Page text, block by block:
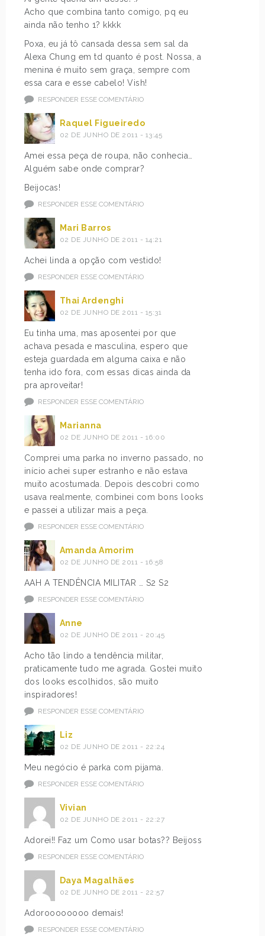
Acho que combina tanto comigo, pq eu
ainda não tenho 1? kkkk
Poxa, eu já tô cansada dessa sem sal da
Alexa Chung em td quanto é post. Nossa, a
menina é muito sem graça, sempre com
essa cara e esse cabelo! Vish!
RESPONDER ESSE COMENTÁRIO
Raquel Figueiredo
02 DE JUNHO DE 2011 - 13:45
Amei essa peça de roupa, não conhecia…
Alguém sabe onde comprar?
Beijocas!
RESPONDER ESSE COMENTÁRIO
Mari Barros
02 DE JUNHO DE 2011 - 14:21
Achei linda a opção com vestido!
RESPONDER ESSE COMENTÁRIO
Thai Ardenghi
02 DE JUNHO DE 2011 - 15:31
Eu tinha uma, mas aposentei por que
achava pesada e masculina, espero que
esteja guardada em alguma caixa e não
tenha ido fora, com essas dicas ainda da
pra aproveitar!
RESPONDER ESSE COMENTÁRIO
Marianna
02 DE JUNHO DE 2011 - 16:00
Comprei uma parka no inverno passado, no
início achei super estranho e não estava
muito acostumada. Depois descobri como
usava realmente, combinei com bons looks
e passei a utilizar mais a peça.
RESPONDER ESSE COMENTÁRIO
Amanda Amorim
02 DE JUNHO DE 2011 - 16:58
AAH A TENDÊNCIA MILITAR … S2 S2
RESPONDER ESSE COMENTÁRIO
Anne
02 DE JUNHO DE 2011 - 20:45
Acho tão lindo a tendência militar,
praticamente tudo me agrada. Gostei muito
dos looks escolhidos, são muito
inspiradores!
RESPONDER ESSE COMENTÁRIO
Liz
02 DE JUNHO DE 2011 - 22:24
Meu negócio é parka com pijama.
RESPONDER ESSE COMENTÁRIO
Vivian
02 DE JUNHO DE 2011 - 22:27
Adorei!! Faz um Como usar botas?? Beijoss
RESPONDER ESSE COMENTÁRIO
Daya Magalhães
02 DE JUNHO DE 2011 - 22:57
Adoroooooooo demais!
RESPONDER ESSE COMENTÁRIO